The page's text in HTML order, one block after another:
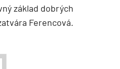
základ dobrých
Ferencová.